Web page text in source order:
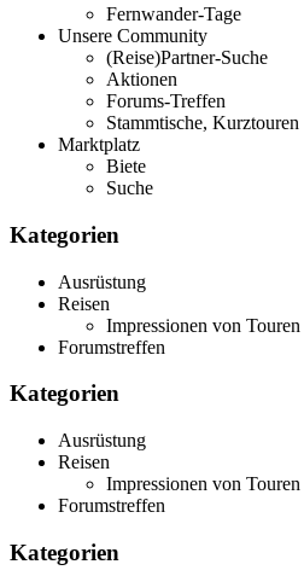
Fernwander-Tage
Unsere Community
(Reise)Partner-Suche
Aktionen
Forums-Treffen
Stammtische, Kurztouren
Marktplatz
Biete
Suche
Kategorien
Ausrüstung
Reisen
Impressionen von Touren
Forumstreffen
Kategorien
Ausrüstung
Reisen
Impressionen von Touren
Forumstreffen
Kategorien